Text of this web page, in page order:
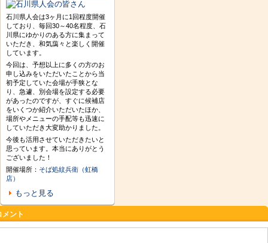
石川県人会は3ヶ月に1回程度開催
しており、毎回30～40名程度、石
川県にゆかりのある方に集まって
いただき、和気藹々と楽しく開催
しています。
今回は、予想以上に多くの方のお
申し込みをいただいたことから当
初予定していた会場が手狭とな
り、急遽、別会場を設定する必要
があったのですが、すぐに候補店
をいくつか紹介いただいたほか、
場所やメニューの手配等も迅速に
していただき大変助かりました。
今後も活用させていただきたいと
思っています。本当にありがとう
ございました！
開催場所： そば処紋兵衛（虹橋
店）
もっと見る
ント